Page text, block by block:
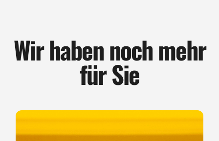
Wir haben noch mehr
für Sie